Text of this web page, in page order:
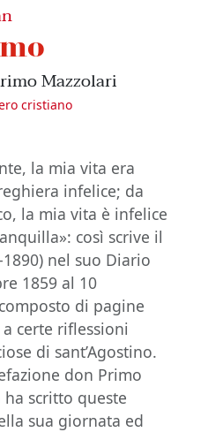
Mazzolari
cristiano
la mia vita era
infelice; da
la mia vita è infelice
così scrive il
nel suo Diario
1859 al 10
di pagine
certe riflessioni
di sant’Agostino.
don Primo
scritto queste
sua giornata ed